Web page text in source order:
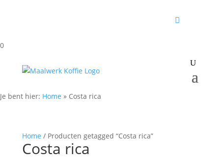
0
Je bent hier: Home » Costa rica
Home / Producten getagged “Costa rica”
Costa rica